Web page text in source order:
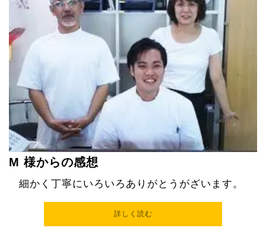
M 様からの感想
細かく丁寧にいろいろありがとうがざいます。
詳しく読む